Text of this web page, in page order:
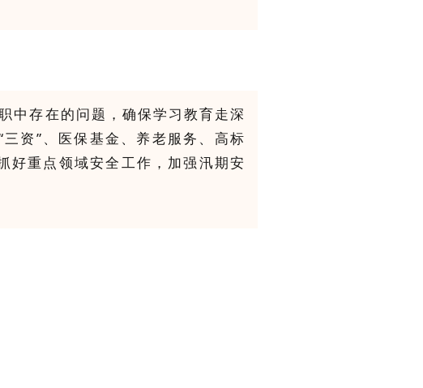
中存在的问题，确保学习教育走深
资”、医保基金、养老服务、高标
好重点领域安全工作，加强汛期安